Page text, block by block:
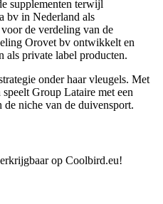
supplementen terwijl
bv in Nederland als
de verdeling van de
Orovet bv ontwikkelt en
als private label producten.
onder haar vleugels. Met
Group Lataire met een
de niche van de duivensport.
op Coolbird.eu!